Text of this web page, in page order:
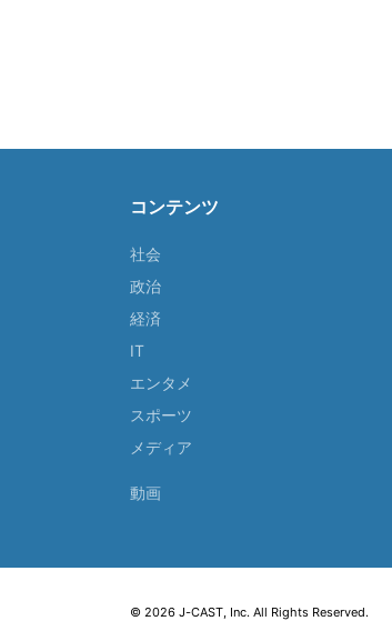
コンテンツ
社会
政治
経済
IT
エンタメ
スポーツ
メディア
動画
© 2026 J-CAST, Inc. All Rights Reserved.